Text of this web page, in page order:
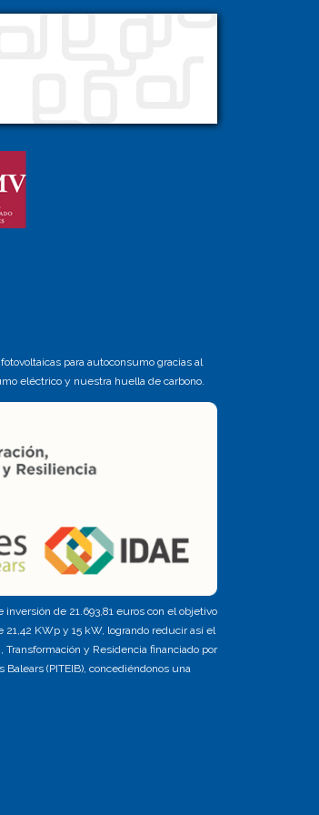
para autoconsumo gracias al
eléctrico y nuestra huella de carbono.
de 21.693,81 euros con el objetivo
KWp y 15 kW, logrando reducir así el
y Residencia financiado por
(PITEIB), concediéndonos una